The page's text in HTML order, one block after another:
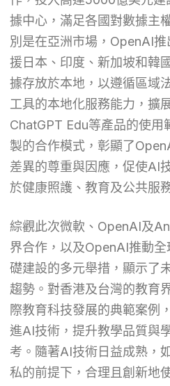
據中心，滿足各國對數據主
別是在亞洲市場，OpenAI
援日本、印度、新加坡和韓
據存放於本地，以遵循區域
工具的本地化服務能力，擴
ChatGPT Edu等產品的使用
製的合作模式，彰顯了
差異的尊重與因應，促使AI
於健康照護、教育及公共服
綜觀此次微軟、OpenAI及
界合作，以及OpenAI推動
礎建設的多元舉措，顯示了
趨勢。對香港及台灣的教育
際教育科技發展的典範案例
進AI技術，提升教學品質與
考。隨著AI技術日益成熟，
私的前提下，合理且創新地